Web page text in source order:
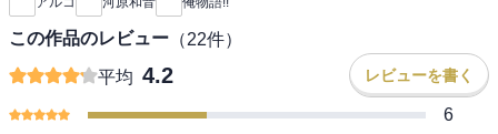
この作品のレビュー （22件）
平均 4.2 レビューを書く
6